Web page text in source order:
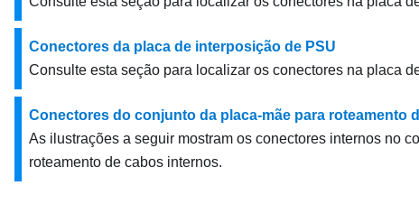
Conectores da placa de interposição de PSU
Consulte esta seção para localizar os conectores na placa
Conectores do conjunto da placa-mãe para roteamento
As ilustrações a seguir mostram os conectores internos no
roteamento de cabos internos.